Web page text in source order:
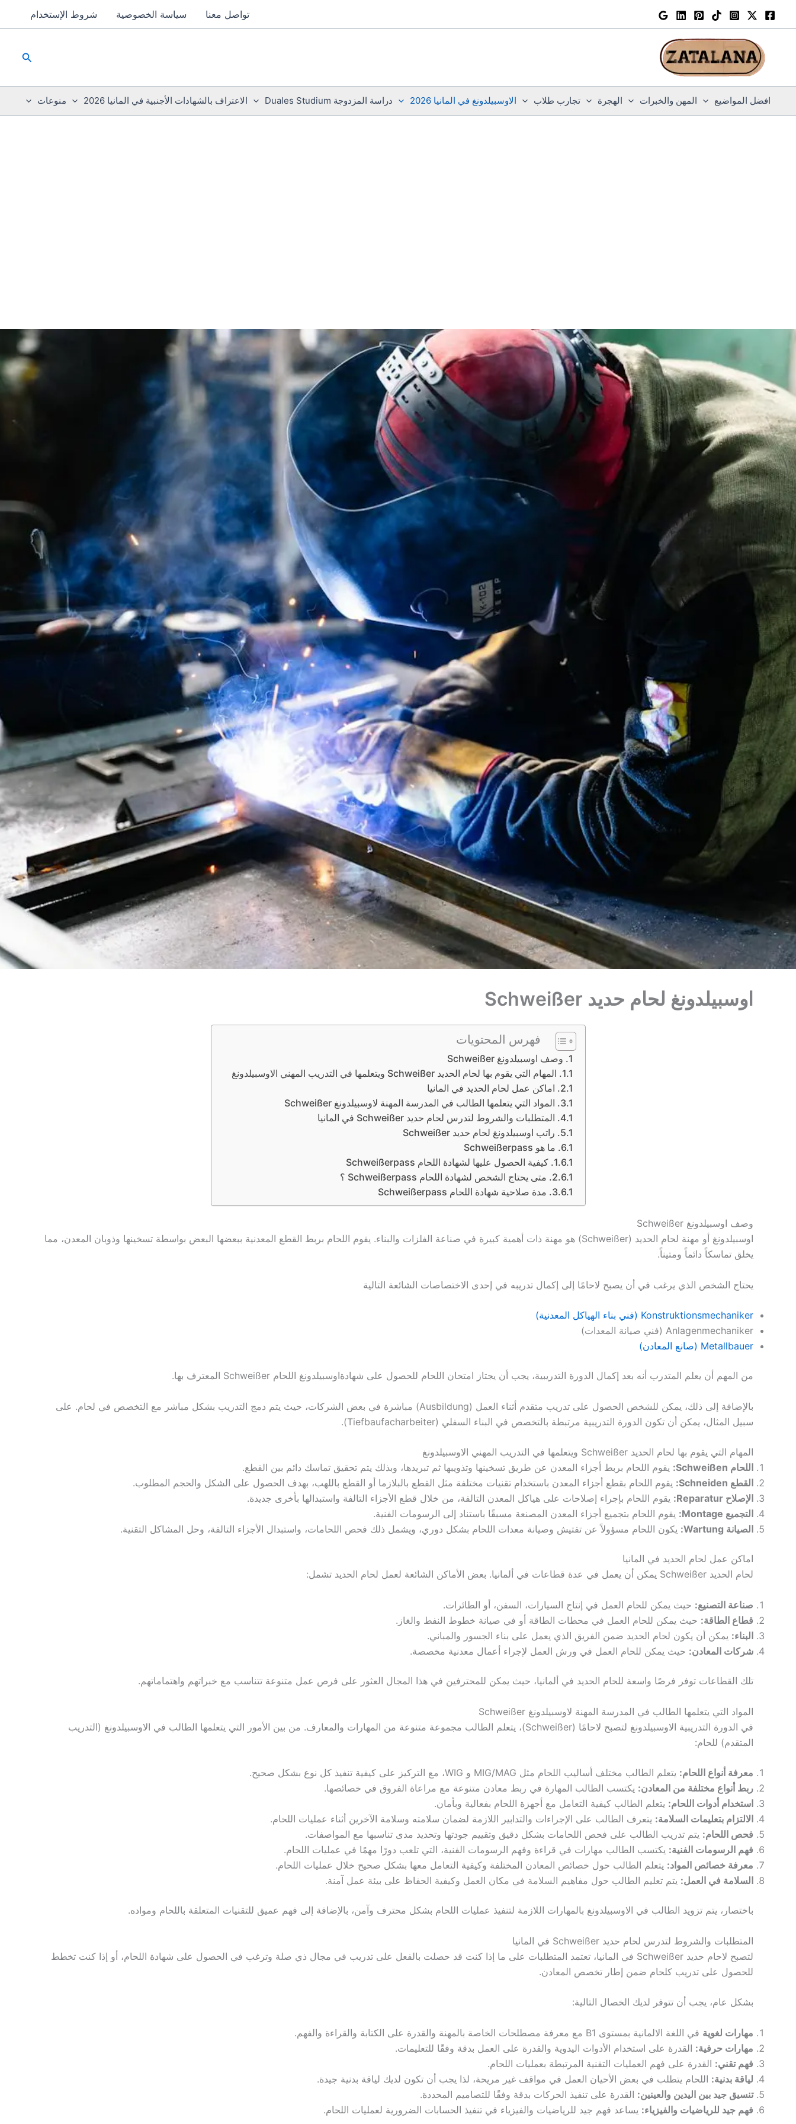
تواصل معنا سياسة الخصوصية شروط الإستخدام
البحث
افضل المواضيع المهن والخبرات الهجرة تجارب طلاب الاوسبيلدونغ في المانيا 2026 دراسة المزدوجة Duales Studium الاعتراف بالشهادات الأجنبية في المانيا 2026 منوعات
اوسبيلدونغ لحام حديد Schweißer
فهرس المحتويات
وصف اوسبيلدونغ Schweißer
المهام التي يقوم بها لحام الحديد Schweißer ويتعلمها في التدريب المهني الاوسبيلدونغ
اماكن عمل لحام الحديد في المانيا
المواد التي يتعلمها الطالب في المدرسة المهنة لاوسبيلدونغ Schweißer
المتطلبات والشروط لتدرس لحام حديد Schweißer في المانيا
راتب اوسبيلدونغ لحام حديد Schweißer
ما هو Schweißerpass
كيفية الحصول عليها لشهادة اللحام Schweißerpass
متى يحتاج الشخص لشهادة اللحام Schweißerpass ؟
مدة صلاحية شهادة اللحام Schweißerpass
وصف اوسبيلدونغ Schweißer
اوسبيلدونغ أو مهنة لحام الحديد (Schweißer) هو مهنة ذات أهمية كبيرة في صناعة الفلزات والبناء. يقوم اللحام بربط القطع المعدنية ببعضها البعض بواسطة تسخينها وذوبان المعدن، مما
يخلق تماسكاً دائماً ومتيناً.
يحتاج الشخص الذي يرغب في أن يصبح لاحامًا إلى إكمال تدريبه في إحدى الاختصاصات الشائعة التالية
Konstruktionsmechaniker (فني بناء الهياكل المعدنية)
Anlagenmechaniker (فني صيانة المعدات)
Metallbauer (صانع المعادن)
من المهم أن يعلم المتدرب أنه بعد إكمال الدورة التدريبية، يجب أن يجتاز امتحان اللحام للحصول على شهادةاوسبيلدونغ اللحام Schweißer المعترف بها.
بالإضافة إلى ذلك، يمكن للشخص الحصول على تدريب متقدم أثناء العمل (Ausbildung) مباشرة في بعض الشركات، حيث يتم دمج التدريب بشكل مباشر مع التخصص في لحام. على
سبيل المثال، يمكن أن تكون الدورة التدريبية مرتبطة بالتخصص في البناء السفلي (Tiefbaufacharbeiter).
المهام التي يقوم بها لحام الحديد Schweißer ويتعلمها في التدريب المهني الاوسبيلدونغ
اللحام Schweißen
: يقوم اللحام بربط أجزاء المعدن عن طريق تسخينها وتذويبها ثم تبريدها، وبذلك يتم تحقيق تماسك دائم بين القطع.
القطع Schneiden
: يقوم اللحام بقطع أجزاء المعدن باستخدام تقنيات مختلفة مثل القطع بالبلازما أو القطع باللهب، بهدف الحصول على الشكل والحجم المطلوب.
الإصلاح Reparatur
: يقوم اللحام بإجراء إصلاحات على هياكل المعدن التالفة، من خلال قطع الأجزاء التالفة واستبدالها بأخرى جديدة.
التجميع Montage
: يقوم اللحام بتجميع أجزاء المعدن المصنعة مسبقًا باستناد إلى الرسومات الفنية.
الصيانة Wartung
: يكون اللحام مسؤولاً عن تفتيش وصيانة معدات اللحام بشكل دوري، ويشمل ذلك فحص اللحامات، واستبدال الأجزاء التالفة، وحل المشاكل التقنية.
اماكن عمل لحام الحديد في المانيا
لحام الحديد Schweißer يمكن أن يعمل في عدة قطاعات في ألمانيا. بعض الأماكن الشائعة لعمل لحام الحديد تشمل:
صناعة التصنيع: حيث يمكن للحام العمل في إنتاج السيارات، السفن، أو الطائرات.
قطاع الطاقة: حيث يمكن للحام العمل في محطات الطاقة أو في صيانة خطوط النفط والغاز.
البناء: يمكن أن يكون لحام الحديد ضمن الفريق الذي يعمل على بناء الجسور والمباني.
شركات المعادن: حيث يمكن للحام العمل في ورش العمل لإجراء أعمال معدنية مخصصة.
تلك القطاعات توفر فرصًا واسعة للحام الحديد في ألمانيا، حيث يمكن للمحترفين في هذا المجال العثور على فرص عمل متنوعة تتناسب مع خبراتهم واهتماماتهم.
المواد التي يتعلمها الطالب في المدرسة المهنة لاوسبيلدونغ Schweißer
في الدورة التدريبية الاوسبيلدونغ لتصبح لاحامًا (Schweißer)، يتعلم الطالب مجموعة متنوعة من المهارات والمعارف. من بين الأمور التي يتعلمها الطالب في الاوسبيلدونغ (التدريب
المتقدم) للحام:
معرفة أنواع اللحام: يتعلم الطالب مختلف أساليب اللحام مثل MIG/MAG و WIG، مع التركيز على كيفية تنفيذ كل نوع بشكل صحيح.
ربط أنواع مختلفة من المعادن: يكتسب الطالب المهارة في ربط معادن متنوعة مع مراعاة الفروق في خصائصها.
استخدام أدوات اللحام: يتعلم الطالب كيفية التعامل مع أجهزة اللحام بفعالية وبأمان.
الالتزام بتعليمات السلامة: يتعرف الطالب على الإجراءات والتدابير اللازمة لضمان سلامته وسلامة الآخرين أثناء عمليات اللحام.
فحص اللحام: يتم تدريب الطالب على فحص اللحامات بشكل دقيق وتقييم جودتها وتحديد مدى تناسبها مع المواصفات.
فهم الرسومات الفنية: يكتسب الطالب مهارات في قراءة وفهم الرسومات الفنية، التي تلعب دورًا مهمًا في عمليات اللحام.
معرفة خصائص المواد: يتعلم الطالب حول خصائص المعادن المختلفة وكيفية التعامل معها بشكل صحيح خلال عمليات اللحام.
السلامة في العمل: يتم تعليم الطالب حول مفاهيم السلامة في مكان العمل وكيفية الحفاظ على بيئة عمل آمنة.
باختصار، يتم تزويد الطالب في الاوسبيلدونغ بالمهارات اللازمة لتنفيذ عمليات اللحام بشكل محترف وآمن، بالإضافة إلى فهم عميق للتقنيات المتعلقة باللحام ومواده.
المتطلبات والشروط لتدرس لحام حديد Schweißer في المانيا
لتصبح لاحام حديد Schweißer في المانيا، تعتمد المتطلبات على ما إذا كنت قد حصلت بالفعل على تدريب في مجال ذي صلة وترغب في الحصول على شهادة اللحام، أو إذا كنت تخطط
للحصول على تدريب كلحام ضمن إطار تخصص المعادن.
بشكل عام، يجب أن تتوفر لديك الخصال التالية:
مهارات لغوية في اللغة الالمانية بمستوى B1 مع معرفة مصطلحات الخاصة بالمهنة والقدرة على الكتابة والقراءة والفهم.
مهارات حرفية: القدرة على استخدام الأدوات اليدوية والقدرة على العمل بدقة وفقًا للتعليمات.
فهم تقني: القدرة على فهم العمليات التقنية المرتبطة بعمليات اللحام.
لياقة بدنية: اللحام يتطلب في بعض الأحيان العمل في مواقف غير مريحة، لذا يجب أن تكون لديك لياقة بدنية جيدة.
تنسيق جيد بين اليدين والعينين: القدرة على تنفيذ الحركات بدقة وفقًا للتصاميم المحددة.
فهم جيد للرياضيات والفيزياء: يساعد فهم جيد للرياضيات والفيزياء في تنفيذ الحسابات الضرورية لعمليات اللحام.